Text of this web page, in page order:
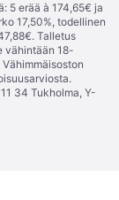
5 erää à 174,65€ ja
17,50%, todellinen
Talletus
vähintään 18-
34 Tukholma, Y-